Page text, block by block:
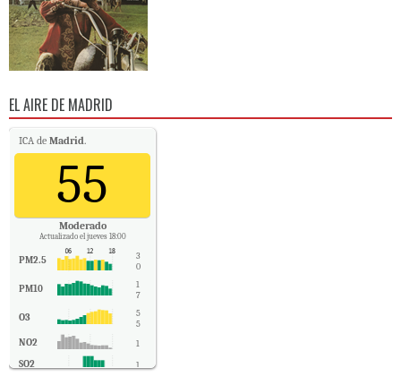
EL AIRE DE MADRID
ICA de Madrid.
55
Moderado
Actualizado el jueves 18:00
PM2.5
3
0
PM10
1
7
O3
5
5
NO2 1
SO2 1